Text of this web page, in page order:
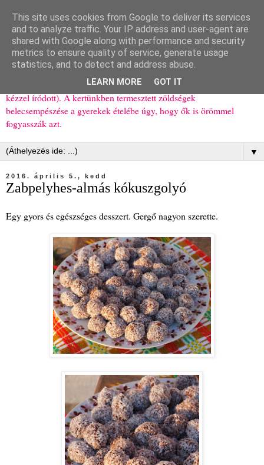
Ízőrző
Kisgyerekes család kipróbált, többnyire egészséges ételeket
bemutató receptjei a mindennapokra (mert a papírfecniket folyton
elhagyom) és gyerekeimnek ajándékba (mint régen, csak ez nem
kézzel íródott). A kertünkben termesztett zöldségek
belecsempészése a gyerekek ételébe úgy, hogy ők is örömmel
fogyasszák azt.
▼
2016. április 5., kedd
Zabpelyhes-almás kókuszgolyó
Egy gyors és egészséges desszert. Gergő nagyon szerette.
This site uses cookies from Google to deliver its services
and to analyze traffic. Your IP address and user-agent are
shared with Google along with performance and security
metrics to ensure quality of service, generate usage
statistics, and to detect and address abuse.
LEARN MORE GOT IT